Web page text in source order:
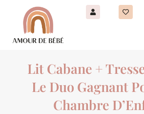
Lit Cabane +
Le Duo Gagnant
Chambre